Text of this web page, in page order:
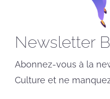
Newsletter
Abonnez-vous à la
Culture et ne